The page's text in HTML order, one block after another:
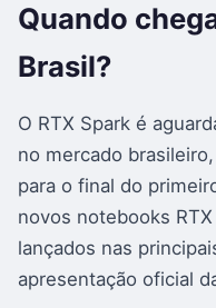
Quando
Brasil?
O RTX Spark é
no mercado
para o final do
novos notebooks
lançados nas
apresentação oficial